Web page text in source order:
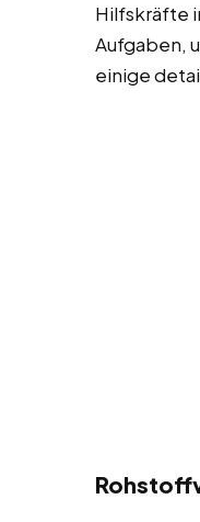
Hilfskräfte
Aufgaben,
einige